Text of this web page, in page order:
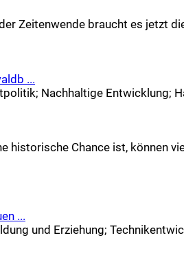
Zeitenwende braucht es jetzt
...
; Nachhaltige Entwicklung;
Chance ist, können
...
und Erziehung;